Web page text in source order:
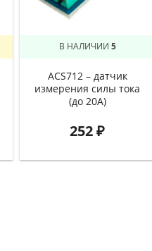
В НАЛИЧИИ 5
ACS712 – датчик
измерения силы тока
(до 20А)
252₽